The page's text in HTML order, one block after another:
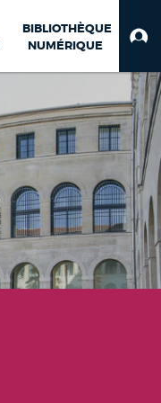
BIBLIOTHÈQUE
NUMÉRIQUE